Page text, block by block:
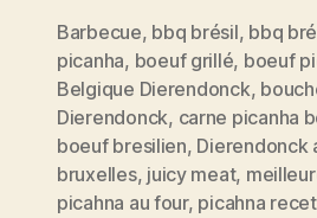
Barbecue, bbq brésil, bbq
picanha, boeuf grillé, boeuf
Belgique Dierendonck,
Dierendonck, carne picanha
boeuf bresilien, Dierendonck
bruxelles, juicy meat,
picahna au four, picahna